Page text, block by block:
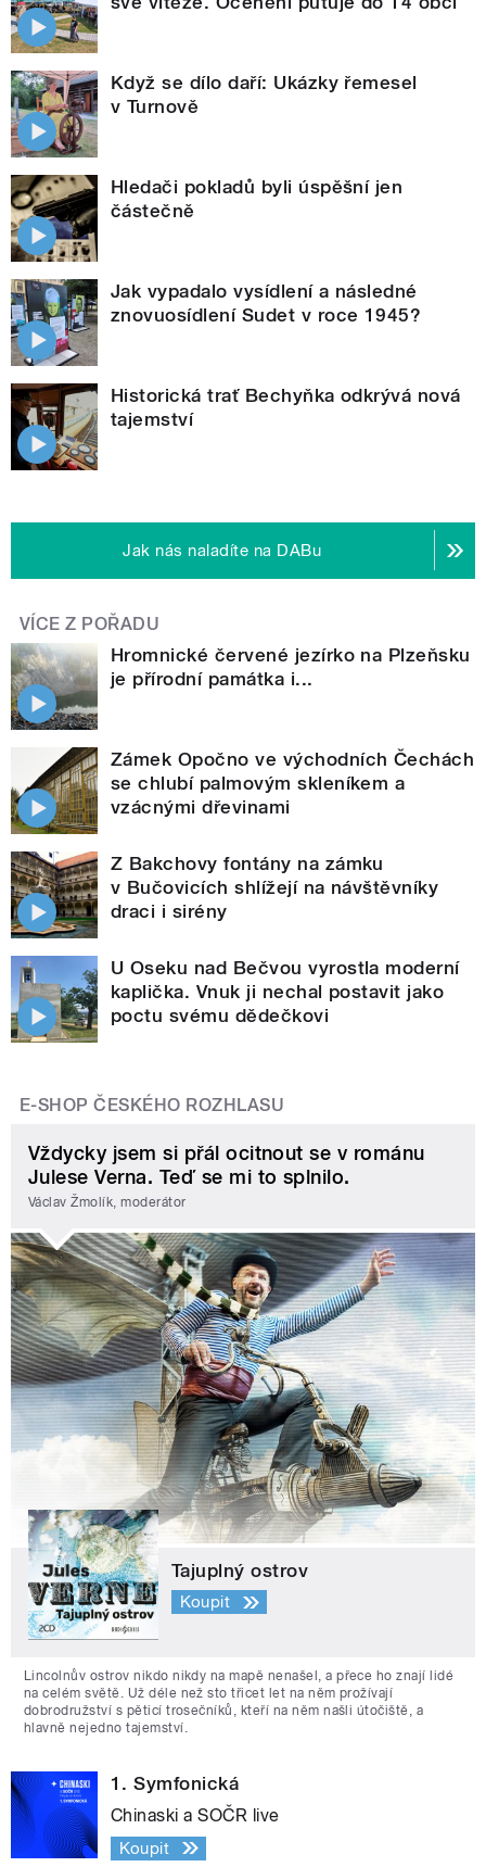
Když se dílo daří: Ukázky řemesel
v Turnově
Hledači pokladů byli úspěšní jen
částečně
Jak vypadalo vysídlení a následné
znovuosídlení Sudet v roce 1945?
Historická trať Bechyňka odkrývá nová
tajemství
Jak nás naladíte na DABu
VÍCE Z POŘADU
Hromnické červené jezírko na Plzeňsku
je přírodní památka i...
Zámek Opočno ve východních Čechách
se chlubí palmovým skleníkem a
vzácnými dřevinami
Z Bakchovy fontány na zámku
v Bučovicích shlížejí na návštěvníky
draci i sirény
U Oseku nad Bečvou vyrostla moderní
kaplička. Vnuk ji nechal postavit jako
poctu svému dědečkovi
E-SHOP ČESKÉHO ROZHLASU
Vždycky jsem si přál ocitnout se v románu
Julese Verna. Teď se mi to splnilo.
Václav Žmolík, moderátor
Tajuplný ostrov
Koupit
Lincolnův ostrov nikdo nikdy na mapě nenašel, a přece ho znají lidé
na celém světě. Už déle než sto třicet let na něm prožívají
dobrodružství s pěticí trosečníků, kteří na něm našli útočiště, a
hlavně nejedno tajemství.
1. Symfonická
Chinaski a SOČR live
Koupit